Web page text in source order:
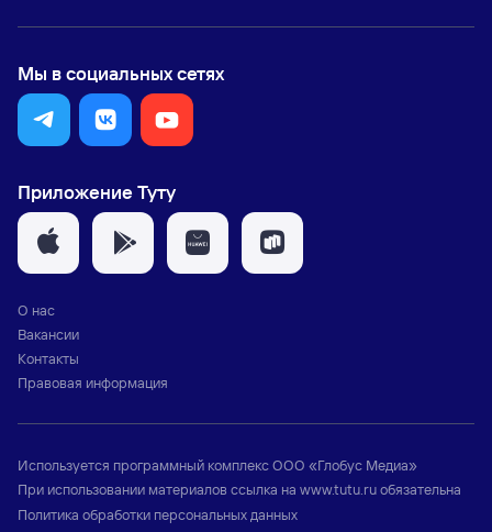
Мы в социальных сетях
Приложение Туту
О нас
Вакансии
Контакты
Правовая информация
Используется программный комплексООО «Глобус Медиа»
При использовании материалов ссылка на www.tutu.ruобязательна
Политика обработки персональных данных